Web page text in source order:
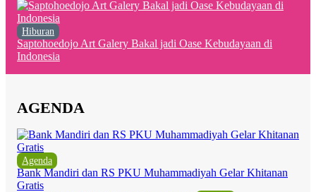
Hiburan
Saptohoedojo Art Galery Bakal jadi Oase Kebudayaan di
Indonesia
AGENDA
Agenda
Bank Mandiri dan RS PKU Muhammadiyah Gelar Khitanan
Gratis